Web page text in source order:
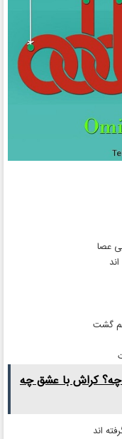
عصا
گشت
کراش با عشق چه
اند